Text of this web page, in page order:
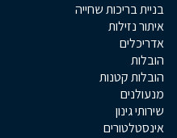
בניית בריכות שחייה
איתור נזילות
אדריכלים
הובלות
הובלות קטנות
מנעולנים
שירותי גינון
אינסטלטורים